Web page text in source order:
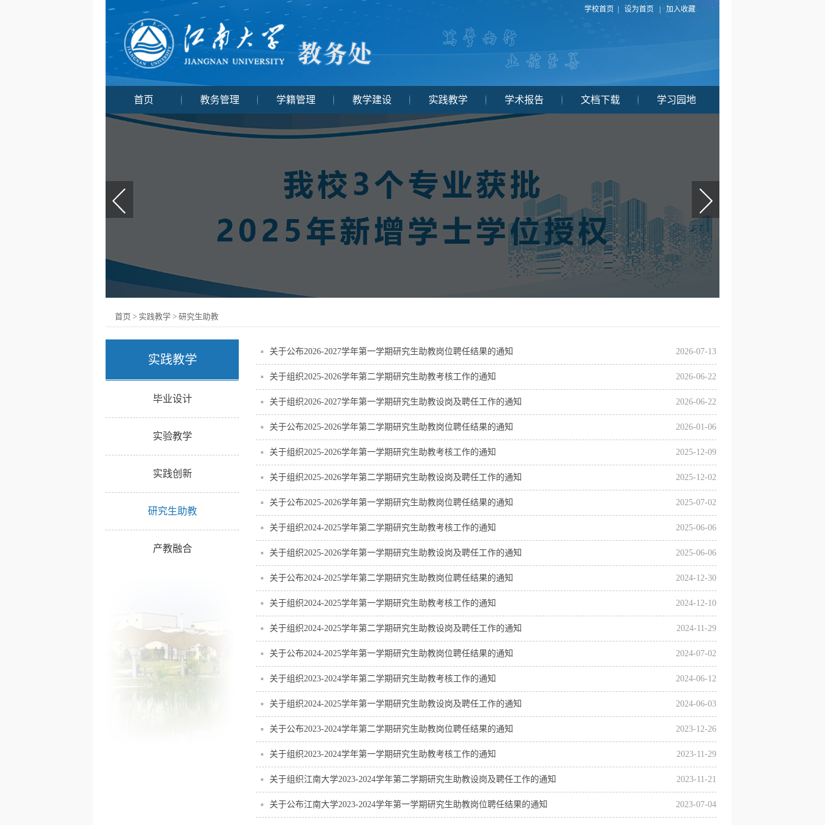
学校首页 设为首页 加入收藏
首页 教务管理 学籍管理 教学建设 实践教学 学术报告 文档下载 学习园地
首页 > 实践教学 > 研究生助教
实践教学
毕业设计
实验教学
实践创新
研究生助教
产教融合
2026-07-13
关于公布2026-2027学年第一学期研究生助教岗位聘任结果的通知
2026-06-22
关于组织2025-2026学年第二学期研究生助教考核工作的通知
2026-06-22
关于组织2026-2027学年第一学期研究生助教设岗及聘任工作的通知
2026-01-06
关于公布2025-2026学年第二学期研究生助教岗位聘任结果的通知
2025-12-09
关于组织2025-2026学年第一学期研究生助教考核工作的通知
2025-12-02
关于组织2025-2026学年第二学期研究生助教设岗及聘任工作的通知
2025-07-02
关于公布2025-2026学年第一学期研究生助教岗位聘任结果的通知
2025-06-06
关于组织2024-2025学年第二学期研究生助教考核工作的通知
2025-06-06
关于组织2025-2026学年第一学期研究生助教设岗及聘任工作的通知
2024-12-30
关于公布2024-2025学年第二学期研究生助教岗位聘任结果的通知
2024-12-10
关于组织2024-2025学年第一学期研究生助教考核工作的通知
2024-11-29
关于组织2024-2025学年第二学期研究生助教设岗及聘任工作的通知
2024-07-02
关于公布2024-2025学年第一学期研究生助教岗位聘任结果的通知
2024-06-12
关于组织2023-2024学年第二学期研究生助教考核工作的通知
2024-06-03
关于组织2024-2025学年第一学期研究生助教设岗及聘任工作的通知
2023-12-26
关于公布2023-2024学年第二学期研究生助教岗位聘任结果的通知
2023-11-29
关于组织2023-2024学年第一学期研究生助教考核工作的通知
2023-11-21
关于组织江南大学2023-2024学年第二学期研究生助教设岗及聘任工作的通知
2023-07-04
关于公布江南大学2023-2024学年第一学期研究生助教岗位聘任结果的通知